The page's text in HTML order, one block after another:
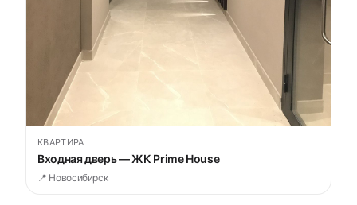
КВАРТИРА
Входная дверь — ЖК Prime House
📍 Новосибирск